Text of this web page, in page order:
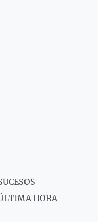
HORA